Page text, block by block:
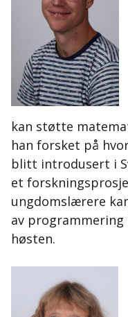
kan støtte
han forsket på
blitt introdusert i
et
ungdomslærere
av
høsten.